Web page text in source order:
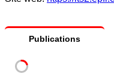
Publications